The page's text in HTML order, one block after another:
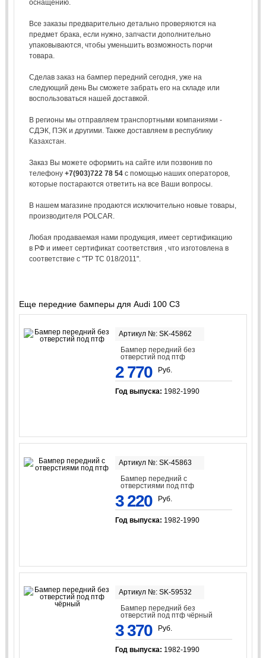
оснащению.
Все заказы предварительно детально проверяются на
предмет брака, если нужно, запчасти дополнительно
упаковываются, чтобы уменьшить возможность порчи
товара.
Сделав заказ на бампер передний сегодня, уже на
следующий день Вы сможете забрать его на складе или
воспользоваться нашей доставкой.
В регионы мы отправляем транспортными компаниями -
СДЭК, ПЭК и другими. Также доставляем в республику
Казахстан.
Заказ Вы можете оформить на сайте или позвонив по
телефону +7(903)722 78 54с помощью наших операторов,
которые постараются ответить на все Ваши вопросы.
В нашем магазине продаются исключительно новые товары,
производителя POLCAR.
Любая продаваемая нами продукция, имеет сертификацию
в РФ и имеет сертификат соответствия , что изготовлена в
соответствие с "ТР ТС 018/2011".
Еще передние бамперы для Audi 100 C3
Артикул №: SK-45862
Бампер передний без
отверстий под птф
2 770 Руб.
Год выпуска: 1982-1990
Артикул №: SK-45863
Бампер передний с
отверстиями под птф
3 220 Руб.
Год выпуска: 1982-1990
Артикул №: SK-59532
Бампер передний без
отверстий под птф чёрный
3 370 Руб.
Год выпуска: 1982-1990